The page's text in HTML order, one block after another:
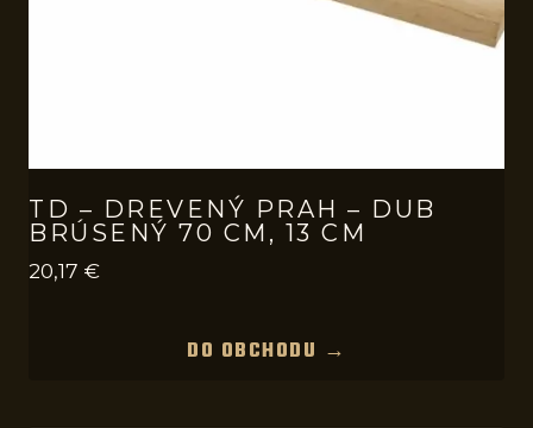
TD – DREVENÝ PRAH – DUB
BRÚSENÝ 70 CM, 13 CM
20,17 €
DO OBCHODU →